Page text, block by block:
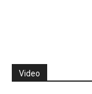
Video